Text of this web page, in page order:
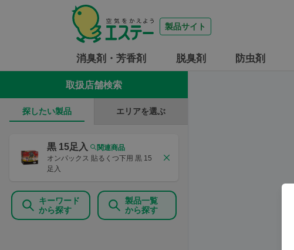
製品サイト
消臭剤・芳香剤 脱臭剤 防虫剤
取扱店舗検索
探したい製品 エリアを選ぶ
黒 15足入
関連商品
オンパックス 貼るくつ下用 黒 15
足入
キーワード
から探す
製品一覧
から探す